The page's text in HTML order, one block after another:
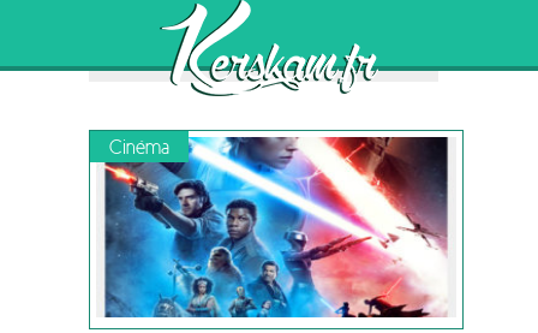
Browsing the"Sam Worthington"
Cinéma